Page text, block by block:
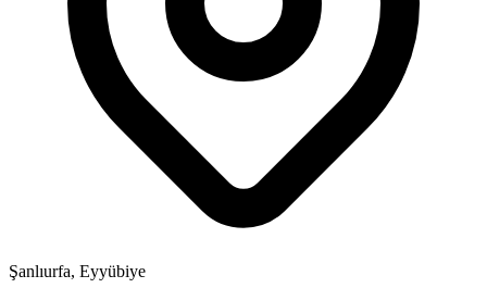
Şanlıurfa, Eyyübiye